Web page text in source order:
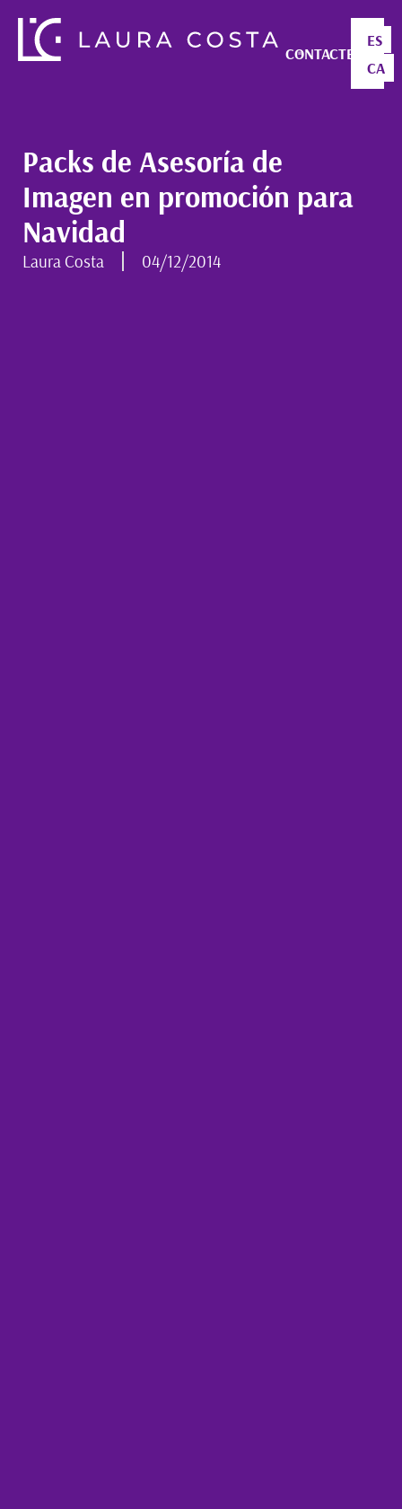
CONTACTE
ES
CA
Packs de Asesoría de
Imagen en promoción para
Navidad
Laura Costa 04/12/2014